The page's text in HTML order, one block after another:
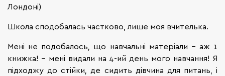
Лондоні)
Школа сподобалась частково, лише моя вчителька.
Мені не подобалось, що навчальні матеріали – аж 1
книжка! – мені видали на 4-ий день мого навчання! Я
підходжу до стійки, де сидить дівчина для питань, і